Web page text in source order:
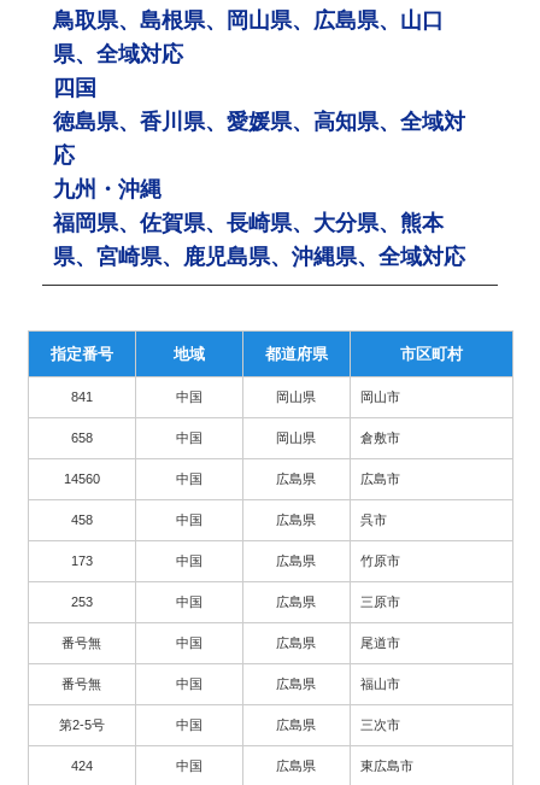
鳥取県、島根県、岡山県、広島県、山口
県、全域対応
四国
徳島県、香川県、愛媛県、高知県、全域対
応
九州・沖縄
福岡県、佐賀県、長崎県、大分県、熊本
県、宮崎県、鹿児島県、沖縄県、全域対応
指定番号 地域 都道府県 市区町村
841 中国 岡山県 岡山市
658 中国 岡山県 倉敷市
14560 中国 広島県 広島市
458 中国 広島県 呉市
173 中国 広島県 竹原市
253 中国 広島県 三原市
番号無 中国 広島県 尾道市
番号無 中国 広島県 福山市
第2-5号 中国 広島県 三次市
424 中国 広島県 東広島市